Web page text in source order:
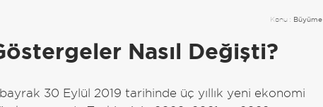
Konu : Büyüme
Nasıl Değişti?
30 Eylül 2019 tarihinde üç yıllık yeni ekonomi